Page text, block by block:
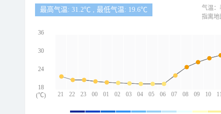
最高气温: 31.2℃ , 最低气温: 19.6℃
21 22 23 00 01 02 03 04 05 06 07 08 09 10
36
30
24
18
(℃)
气温：
指离地